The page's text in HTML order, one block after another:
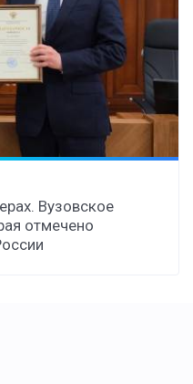
Вузовское
отмечено